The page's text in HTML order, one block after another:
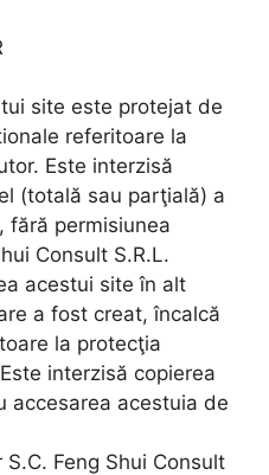
site este protejat de
referitoare la
Este interzisă
(totală sau parţială) a
fără permisiunea
Consult S.R.L.
acestui site în alt
a fost creat, încalcă
la protecţia
interzisă copierea
accesarea acestuia de
Feng Shui Consult